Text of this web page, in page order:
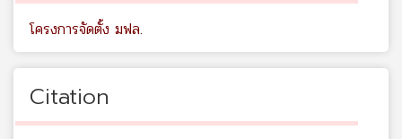
โครงการจัดตั้ง มฟล.
Citation